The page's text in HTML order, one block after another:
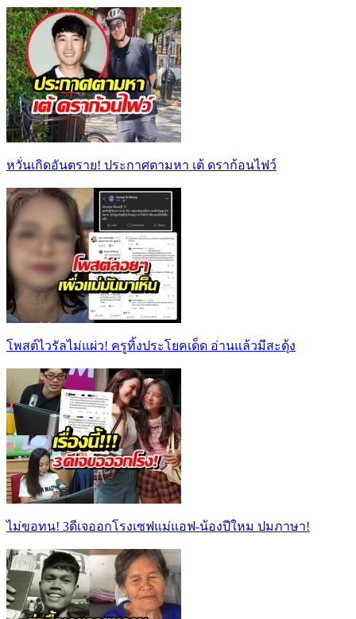
หวั่นเกิดอันตราย! ประกาศตามหา เต้ ดราก้อนไฟว์
โพสต์ไวรัลไม่แผ่ว! ครูทิ้งประโยคเด็ด อ่านแล้วมีสะดุ้ง
ไม่ขอทน! 3ดีเจออกโรงเซฟแม่แอฟ-น้องปีใหม ปมภาษา!